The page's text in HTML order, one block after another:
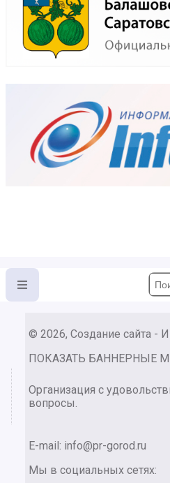
© 2026, Создание сайта -
ПОКАЗАТЬ БАННЕРНЫЕ
Организация с
вопросы.
E-mail: info@pr-gorod.ru
Мы в социальных сетях: